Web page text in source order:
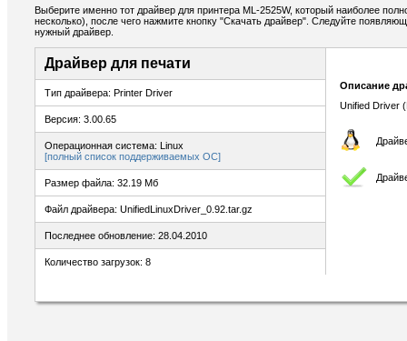
Выберите именно тот драйвер для принтера ML-2525W, который наиболее
несколько), после чего нажмите кнопку "Скачать драйвер". Следуйте
нужный драйвер.
Драйвер для печати
Тип драйвера: Printer Driver
Версия: 3.00.65
Операционная система: Linux
[полный список поддерживаемых ОС]
Размер файла: 32.19 Мб
Файл драйвера: UnifiedLinuxDriver_0.92.tar.gz
Последнее обновление: 28.04.2010
Количество загрузок: 8
Описание
Unified Driver